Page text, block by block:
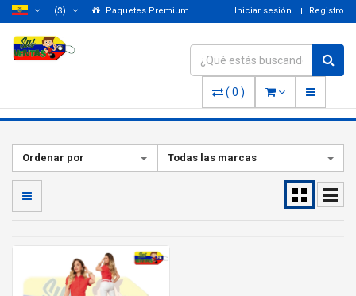
($) Paquetes Premium Iniciar sesión Registro
( 0 )
Ordenar por Todas las marcas